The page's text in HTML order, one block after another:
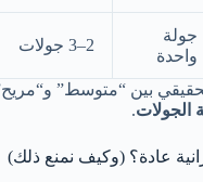
جولة
واحدة
2–3 جولات
بين “متوسط”
.
عادة؟ (وكيف نمنع ذلك)